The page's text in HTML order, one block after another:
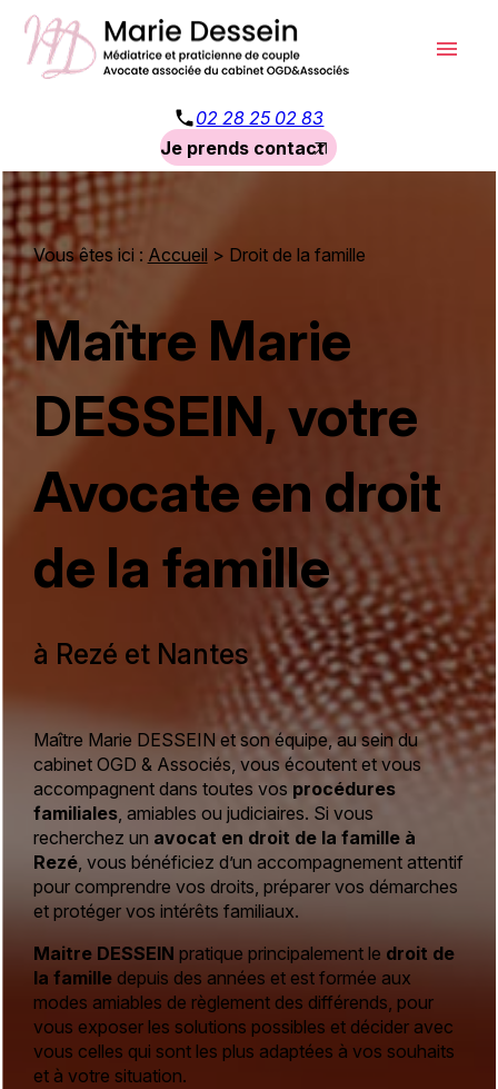
menu
phone02 28 25 02 83
Je prends contact
Vous êtes ici : Accueil > Droit de la famille
Maître Marie
DESSEIN, votre
Avocate en droit
de la famille
à Rezé et Nantes
Maître Marie DESSEIN et son équipe, au sein du
cabinet OGD & Associés, vous écoutent et vous
accompagnent dans toutes vos procédures
familiales, amiables ou judiciaires. Si vous
recherchez un avocat en droit de la famille à
Rezé, vous bénéficiez d’un accompagnement attentif
pour comprendre vos droits, préparer vos démarches
et protéger vos intérêts familiaux.
Maitre DESSEIN pratique principalement le droit de
la famille depuis des années et est formée aux
modes amiables de règlement des différends, pour
vous exposer les solutions possibles et décider avec
vous celles qui sont les plus adaptées à vos souhaits
et à votre situation.
Panneau de gestion des cookies